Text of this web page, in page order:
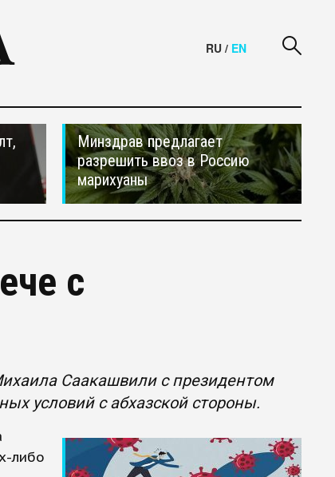
RU / EN
Минздрав предлагает
разрешить ввоз в Россию
марихуаны
с
Саакашвили с президентом
условий с абхазской стороны.
либо